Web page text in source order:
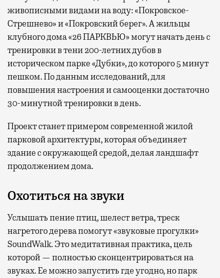
живописными видами на воду: «Покровское-
Стрешнево» и «Покровский берег». А жильцы
клубного дома «26 ПАРКВЬЮ» могут начать день с
тренировки в тени 200-летних дубов в
историческом парке «Дубки», до которого 5 минут
пешком. По данным исследований, для
повышения настроения и самооценки достаточно
30-минутной тренировки в день.
Проект станет примером современной жилой
парковой архитектуры, которая объединяет
здание с окружающей средой, делая ландшафт
продолжением дома.
Охотиться на звуки
Услышать пение птиц, шелест ветра, треск
нагретого дерева помогут «звуковые прогулки»
SoundWalk. Это медитативная практика, цель
которой — полностью сконцентрироваться на
звуках. Ее можно запустить где угодно, но парк